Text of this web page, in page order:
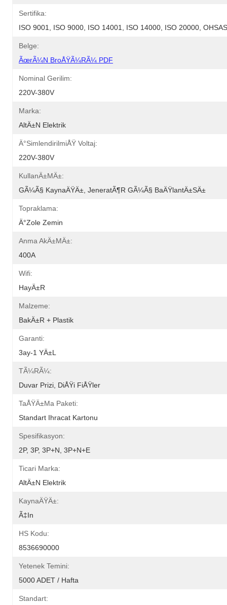
Sertifika:
ISO 9001, ISO 9000, ISO 14001, ISO 14000, ISO 20000,
Belge:
ÃœrÃ¼n BroÅŸÃ¼rÃ¼ PDF
Nominal Gerilim:
220V-380V
Marka:
AltÄ±n Elektrik
Ä°simlendirilmiÅŸ Voltaj:
220V-380V
KullanÄ±mÄ±:
GÃ¼Ã§ KaynaÄŸÄ±, JeneratÃ¶r GÃ¼Ã§ BaÄŸlantÄ±sÄ±
Topraklama:
Ä°zole Zemin
Anma AkÄ±mÄ±:
400A
Wifi:
HayÄ±r
Malzeme:
BakÄ±r + Plastik
Garanti:
3ay-1 YÄ±l
TÃ¼rÃ¼:
Duvar Prizi, DiÅŸi FiÅŸler
TaÅŸÄ±ma Paketi:
Standart Ihracat Kartonu
Spesifikasyon:
2P, 3P, 3P+N, 3P+N+E
Ticari Marka:
AltÄ±n Elektrik
KaynaÄŸÄ±:
Ã‡in
HS Kodu:
8536690000
Yetenek Temini:
5000 ADET / Hafta
Standart: